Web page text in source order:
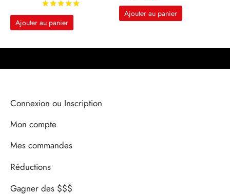
était :
55€.
actuel
est :
Ajouter au panier
d'origine
était :
prix
actuel
81€.
Ajouter au panier
Connexion ou Inscription
Mon compte
Mes commandes
Réductions
Gagner des $$$